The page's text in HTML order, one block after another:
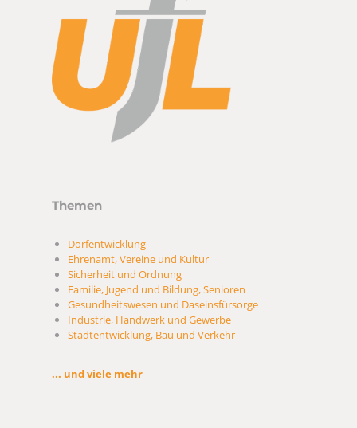
Themen
Dorfentwicklung
Ehrenamt, Vereine und Kultur
Sicherheit und Ordnung
Familie, Jugend und Bildung, Senioren
Gesundheitswesen und Daseinsfürsorge
Industrie, Handwerk und Gewerbe
Stadtentwicklung, Bau und Verkehr
... und viele mehr